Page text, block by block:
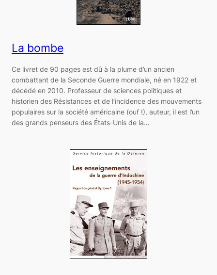
La bombe
Ce livret de 90 pages est dû à la plume d’un ancien
combattant de la Seconde Guerre mondiale, né en 1922 et
décédé en 2010. Professeur de sciences politiques et
historien des Résistances et de l’incidence des mouvements
populaires sur la société américaine (ouf !), auteur, il est l’un
des grands penseurs des États-Unis de la…